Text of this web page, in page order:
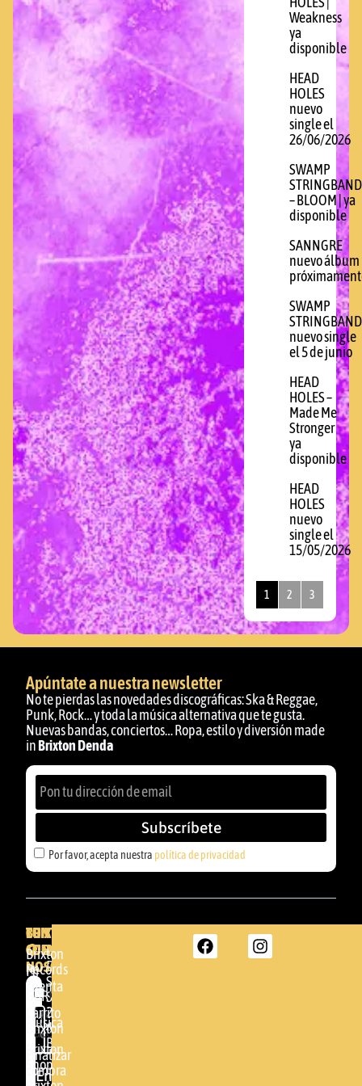
Weakness
ya
disponible
HEAD
HOLES
nuevo
single el
26/06/2026
SWAMP
STRINGBAND
– BLOOM | ya
disponible
SANNGRE
nuevo álbum
SWAMP
STRINGBAND
nuevo single
el 5 de junio
HEAD
HOLES –
Made Me
Stronger
ya
disponible
HEAD
HOLES
nuevo
single el
15/05/2026
1 2 3
Apúntate a nuestra newsletter
No te pierdas las novedades discográficas: Ska & Reggae,
Punk, Rock… y toda la música alternativa que te gusta.
Nuevas bandas, conciertos… Ropa, estilo y diversión made
in Brixton Denda
Por favor, acepta nuestra política de privacidad
Subscríbete
BRIXTON
DENDA -
SHOP
Somera
24
48005 -
BILBAO
(+34)
BRIXTON
Brixton
Records
GBR
Música
Brixton
Shop
TU
CUENTA
Mi
cuenta
Carrito
Brixton
Finalizar
compra
CONTACTA
CON
NOSOTROS
Por
favor,
acepta
nuestra
política de
Enviar